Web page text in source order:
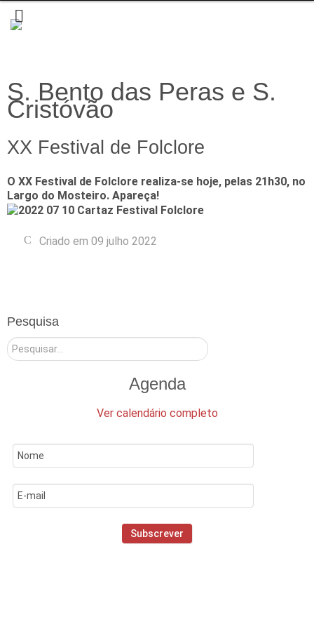
Pesquisa
Pesquisar
Agenda
Ver calendário completo
S. Bento das Peras e S.
Cristóvão
XX Festival de Folclore
O XX Festival de Folclore realiza-se hoje, pelas 21h30, no
Largo do Mosteiro. Apareça!
Criado em 09 julho 2022